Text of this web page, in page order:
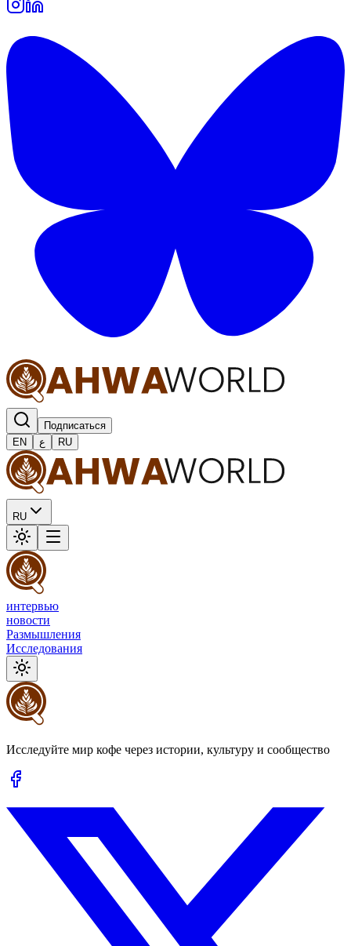
Подписаться
EN
ع RU
RU
интервью
новости
Размышления
Исследования
Исследуйте мир кофе через истории, культуру и сообщество